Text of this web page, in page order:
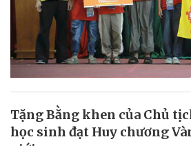
Tặng Bằng khen của Chủ
học sinh đạt Huy chương